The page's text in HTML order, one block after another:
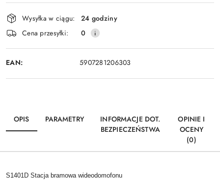
Wyślij
Dostępność
i
dostawa
Wysyłka w ciągu:
24 godziny
Cena przesyłki:
0
EAN: 5907281206303
OPIS PARAMETRY
INFORMACJE DOT.
BEZPIECZEŃSTWA
OPINIE I
OCENY
(0)
S1401D Stacja bramowa wideodomofonu